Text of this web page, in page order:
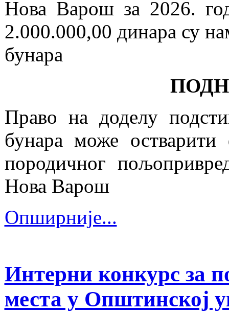
Нова Варош за 2026.
2.000.000,00 динара су
бунара
Право на доделу
бунара може остварити
породичног
Нова Варош
Опширније...
Интерни конкурс за
места у Општинској